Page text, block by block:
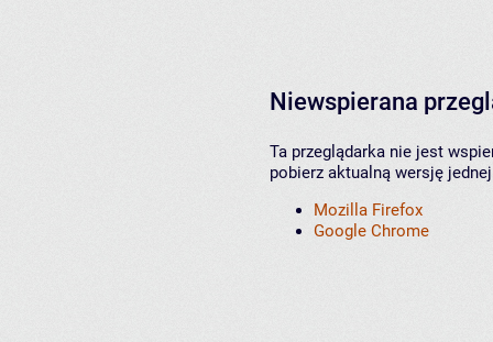
Niewspierana
Ta przeglądarka nie jest
pobierz aktualną wersję
Mozilla Firefox
Google Chrome